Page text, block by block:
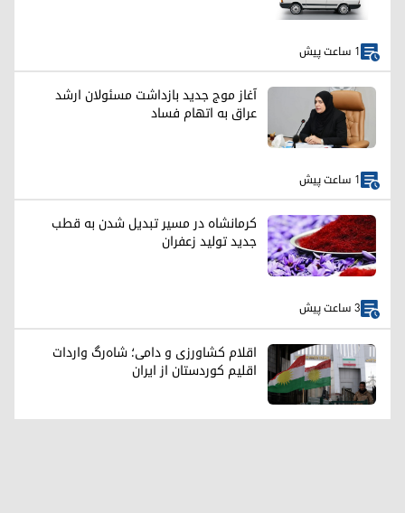
1 ساعت پیش
آغاز موج جدید بازداشت مسئولان ارشد
عراق به اتهام فساد
1 ساعت پیش
کرمانشاه در مسیر تبدیل شدن به قطب
جدید تولید زعفران
3 ساعت پیش
اقلام کشاورزی و دامی؛ شاه‌رگ واردات
اقلیم کوردستان از ایران